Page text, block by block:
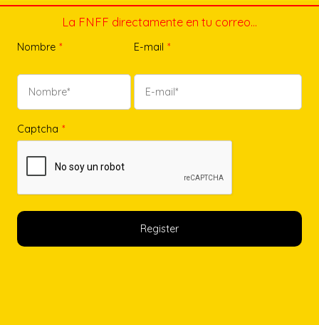
La FNFF directamente en tu correo…
Nombre * E-mail *
Captcha *